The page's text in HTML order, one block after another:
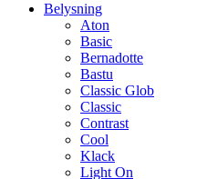
Belysning
Aton
Basic
Bernadotte
Bastu
Classic Glob
Classic
Contrast
Cool
Klack
Light On